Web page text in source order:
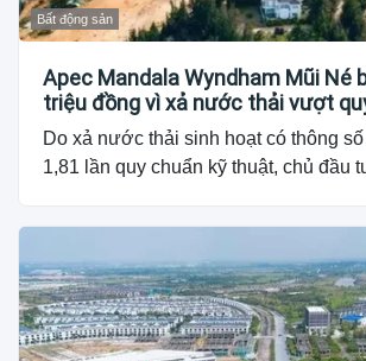
Bất động sản
Apec Mandala Wyndham Mũi Né
triệu đồng vì xả nước thải vượt
Do xả nước thải sinh hoạt có thông
1,81 lần quy chuẩn kỹ thuật, chủ đầu